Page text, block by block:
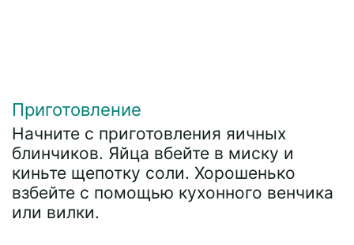
Приготовление
Начните с приготовления яичных
блинчиков. Яйца вбейте в миску и
киньте щепотку соли. Хорошенько
взбейте с помощью кухонного венчика
или вилки.